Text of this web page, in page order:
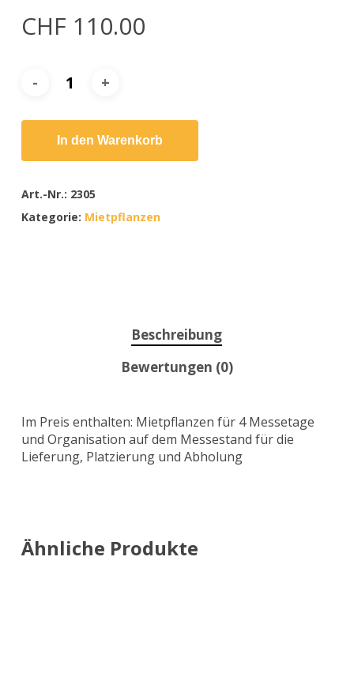
CHF 110.00
In den Warenkorb
Art.-Nr.: 2305
Kategorie: Mietpflanzen
Beschreibung
Bewertungen (0)
Im Preis enthalten: Mietpflanzen für 4 Messetage
und Organisation auf dem Messestand für die
Lieferung, Platzierung und Abholung
Ähnliche Produkte